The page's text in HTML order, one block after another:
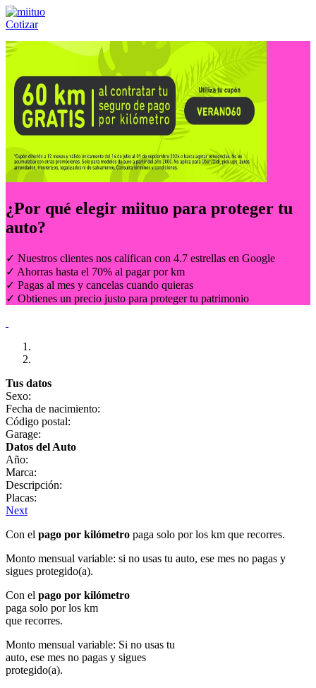
Cotizar
Llámanos al:(55) 84-21-05-00 ó
¿Por qué elegir miituo para proteger tu
auto?
✓ Nuestros clientes nos califican con 4.7 estrellas en Google
✓ Ahorras hasta el 70% al pagar por km
✓ Pagas al mes y cancelas cuando quieras
✓ Obtienes un precio justo para proteger tu patrimonio
Tus datos
Sexo:
Fecha de nacimiento:
Código postal:
Garage:
Datos del Auto
Año:
Marca:
Descripción:
Placas:
Next
Con el pago por kilómetro paga solo por los km que recorres.
Monto mensual variable: si no usas tu auto, ese mes no pagas y
sigues protegido(a).
Con el pago por kilómetro
paga solo por los km
que recorres.
Monto mensual variable: Si no usas tu
auto, ese mes no pagas y sigues
protegido(a).